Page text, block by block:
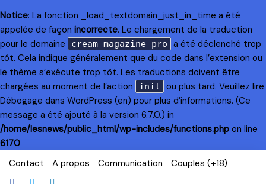
Notice: La fonction _load_textdomain_just_in_time a été
appelée de façon incorrecte. Le chargement de la traduction
pour le domaine
cream-magazine-pro
a été déclenché trop
tôt. Cela indique généralement que du code dans l’extension ou
le thème s’exécute trop tôt. Les traductions doivent être
chargées au moment de l’action
init
ou plus tard. Veuillez lire
Débogage dans WordPress (en) pour plus d’informations. (Ce
message a été ajouté à la version 6.7.0.) in
/home/lesnews/public_html/wp-includes/functions.php on line
6170
Skip
Contact A propos Communication Couples (+18)